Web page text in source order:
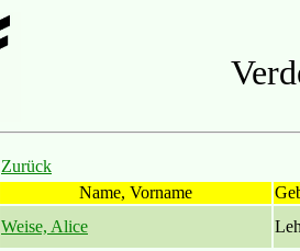
Zurück
Name, Vorname
Weise, Alice